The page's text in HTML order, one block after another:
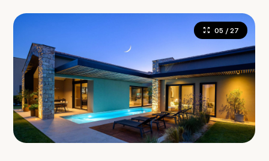
05 / 27